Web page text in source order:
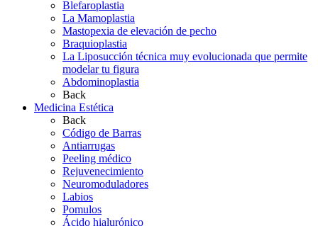
Blefaroplastia
La Mamoplastia
Mastopexia de elevación de pecho
Braquioplastia
La Liposucción técnica muy evolucionada que permite
modelar tu figura
Abdominoplastia
Back
Medicina Estética
Back
Código de Barras
Antiarrugas
Peeling médico
Rejuvenecimiento
Neuromoduladores
Labios
Pomulos
Ácido hialurónico